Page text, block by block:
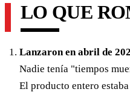
LO QUE
Lanzaron en abril de
Nadie tenía "tiempos
El producto entero